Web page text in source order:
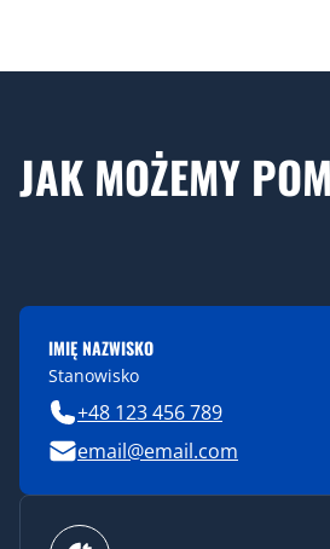
JAK MOŻEMY
IMIĘ NAZWISKO
Stanowisko
+48 123 456 789
email@email.com